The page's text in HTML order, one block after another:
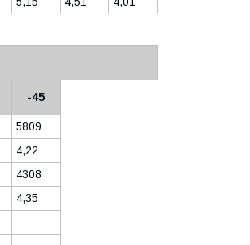
-45
5809
4,22
4308
4,35